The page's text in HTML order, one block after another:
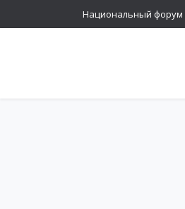
Национальный форум